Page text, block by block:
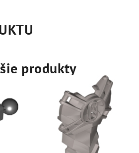
produkty